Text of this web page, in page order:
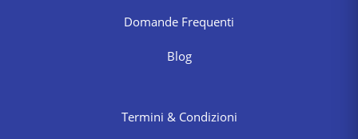
Domande Frequenti
Blog
Termini & Condizioni